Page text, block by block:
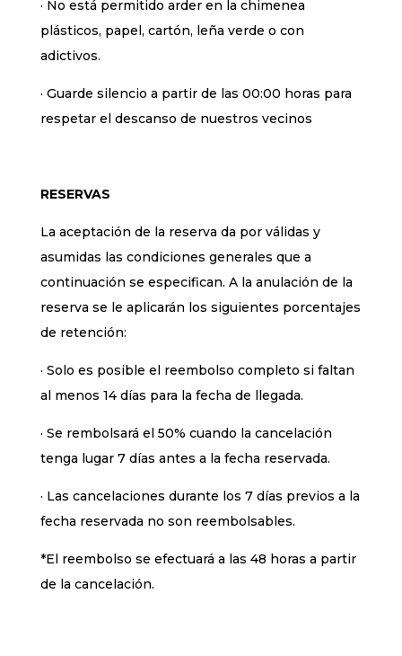
· No está permitido arder en la chimenea
plásticos, papel, cartón, leña verde o con
adictivos.
· Guarde silencio a partir de las 00:00 horas para
respetar el descanso de nuestros vecinos
RESERVAS
La aceptación de la reserva da por válidas y
asumidas las condiciones generales que a
continuación se especifican. A la anulación de la
reserva se le aplicarán los siguientes porcentajes
de retención:
· Solo es posible el reembolso completo si faltan
al menos 14 días para la fecha de llegada.
· Se rembolsará el 50% cuando la cancelación
tenga lugar 7 días antes a la fecha reservada.
· Las cancelaciones durante los 7 días previos a la
fecha reservada no son reembolsables.
*El reembolso se efectuará a las 48 horas a partir
de la cancelación.